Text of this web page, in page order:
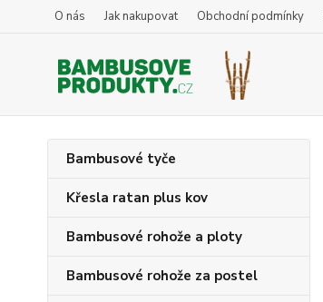
O nás Jak nakupovat Obchodní podmínky
Bambusové tyče
Křesla ratan plus kov
Bambusové rohože a ploty
Bambusové rohože za postel